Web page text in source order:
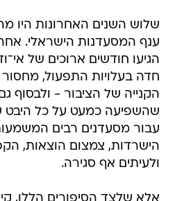
שלוש השנים האחרונות היו
ענף המסעדנות הישראלי.
הגיעו חודשים ארוכים של
חדה בעלויות התפעול,
הקנייה של הציבור -
שהשפיעה כמעט על כל היבט
עבור מסעדנים רבים
הישרדות, צמצום הוצאות,
ולעיתים אף סגירה.